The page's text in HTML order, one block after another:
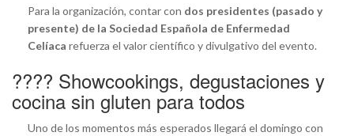
Para la organización, contar con dos presidentes (pasado y
presente) de la Sociedad Española de Enfermedad
Celíaca refuerza el valor científico y divulgativo del evento.
????️ Showcookings, degustaciones y
cocina sin gluten para todos
Uno de los momentos más esperados llegará el domingo con